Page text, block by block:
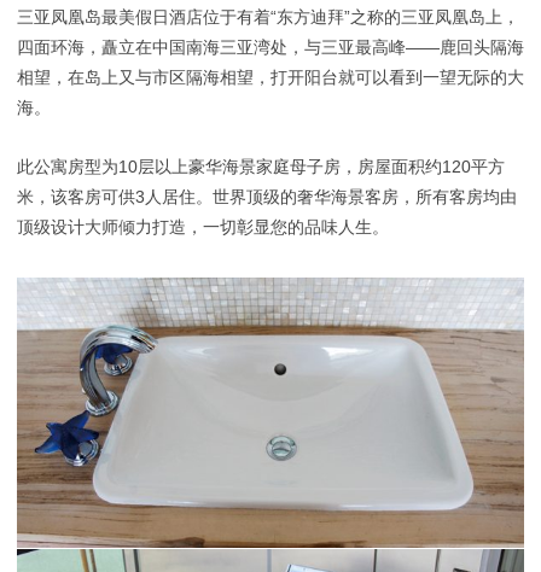
三亚凤凰岛最美假日酒店位于有着“东方迪拜”之称的三亚凤凰岛上，
四面环海，矗立在中国南海三亚湾处，与三亚最高峰——鹿回头隔海
相望，在岛上又与市区隔海相望，打开阳台就可以看到一望无际的大
海。
此公寓房型为10层以上豪华海景家庭母子房，房屋面积约120平方
米，该客房可供3人居住。世界顶级的奢华海景客房，所有客房均由
顶级设计大师倾力打造，一切彰显您的品味人生。